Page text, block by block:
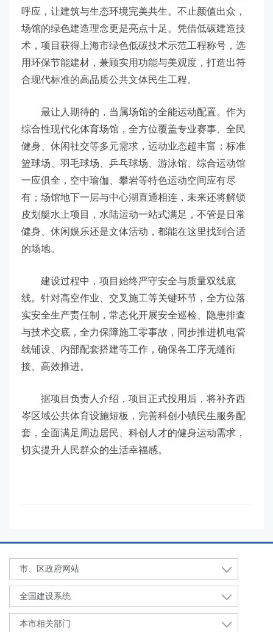
呼应，让建筑与生态环境完美共生。不止颜值出众，
场馆的绿色建造理念更是亮点十足。凭借低碳建造技
术，项目获得上海市绿色低碳技术示范工程称号，选
用环保节能建材，兼顾实用功能与美观度，打造出符
合现代标准的高品质公共文体民生工程。
最让人期待的，当属场馆的全能运动配置。作为
综合性现代化体育场馆，全方位覆盖专业赛事、全民
健身、休闲社交等多元需求，运动业态超丰富：标准
篮球场、羽毛球场、乒乓球场、游泳馆、综合运动馆
一应俱全，空中瑜伽、攀岩等特色运动空间应有尽
有；场馆地下一层与中心湖直通相连，未来还将解锁
皮划艇水上项目，水陆运动一站式满足，不管是日常
健身、休闲娱乐还是文体活动，都能在这里找到合适
的场地。
建设过程中，项目始终严守安全与质量双线底
线。针对高空作业、交叉施工等关键环节，全方位落
实安全生产责任制，常态化开展安全巡检、隐患排查
与技术交底，全力保障施工零事故，同步推进机电管
线铺设、内部配套搭建等工作，确保各工序无缝衔
接、高效推进。
据项目负责人介绍，项目正式投用后，将补齐西
岑区域公共体育设施短板，完善科创小镇民生服务配
套，全面满足周边居民、科创人才的健身运动需求，
切实提升人民群众的生活幸福感。
市、区政府网站
全国建设系统
本市相关部门